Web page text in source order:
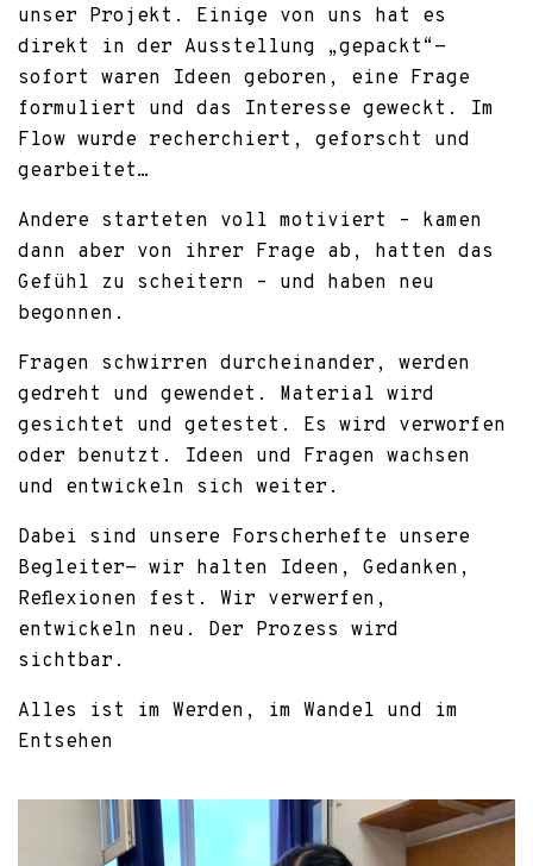
unser Projekt. Einige von uns hat es
direkt in der Ausstellung „gepackt“-
sofort waren Ideen geboren, eine Frage
formuliert und das Interesse geweckt. Im
Flow wurde recherchiert, geforscht und
gearbeitet…
Andere starteten voll motiviert – kamen
dann aber von ihrer Frage ab, hatten das
Gefühl zu scheitern – und haben neu
begonnen.
Fragen schwirren durcheinander, werden
gedreht und gewendet. Material wird
gesichtet und getestet. Es wird verworfen
oder benutzt. Ideen und Fragen wachsen
und entwickeln sich weiter.
Dabei sind unsere Forscherhefte unsere
Begleiter- wir halten Ideen, Gedanken,
Reflexionen fest. Wir verwerfen,
entwickeln neu. Der Prozess wird
sichtbar.
Alles ist im Werden, im Wandel und im
Entsehen